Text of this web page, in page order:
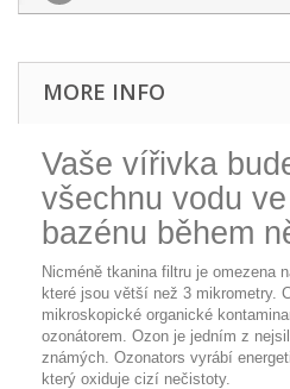
MORE INFO
Vaše vířivka
všechnu vodu
bazénu během
Nicméně tkanina filtru je omezena
které jsou větší než 3 mikrometry.
mikroskopické organické
ozonátorem. Ozon je jedním z
známých. Ozonators vyrábí
který oxiduje cizí nečistoty.